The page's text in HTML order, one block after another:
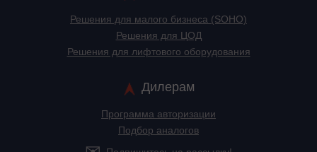
Решения для малого бизнеса (SOHO)
Решения для ЦОД
Решения для лифтового оборудования
Дилерам
Программа авторизации
Подбор аналогов